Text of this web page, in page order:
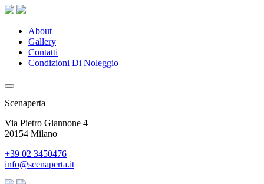
About
Gallery
Contatti
Condizioni Di Noleggio
Scenaperta
Via Pietro Giannone 4
20154 Milano
+39 02 3450476
info@scenaperta.it